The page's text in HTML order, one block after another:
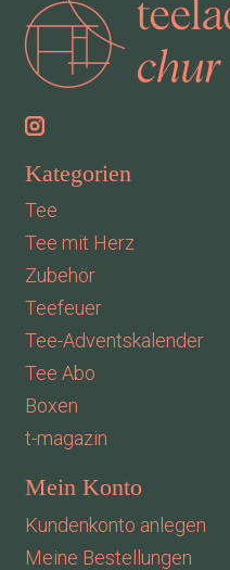
Kategorien
Tee
Tee mit Herz
Zubehör
Teefeuer
Tee-Adventskalender
Tee Abo
Boxen
t-magazin
Mein Konto
Kundenkonto anlegen
Meine Bestellungen